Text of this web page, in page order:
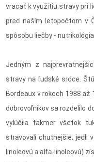
vracať k využitiu stravy pri
pred naším letopočtom v
spôsobu liečby - nutrikológia.
Jedným z
stravy na ľudské srdce.
Bordeaux v rokoch 1988
dobrovoľníkov sa rozdelilo
vylúčila takmer všetok
stravovali chutnejšie, jedli
linoleovú a alfa-linoleovú)